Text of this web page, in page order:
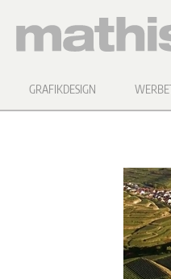
GRAFIKDESIGN